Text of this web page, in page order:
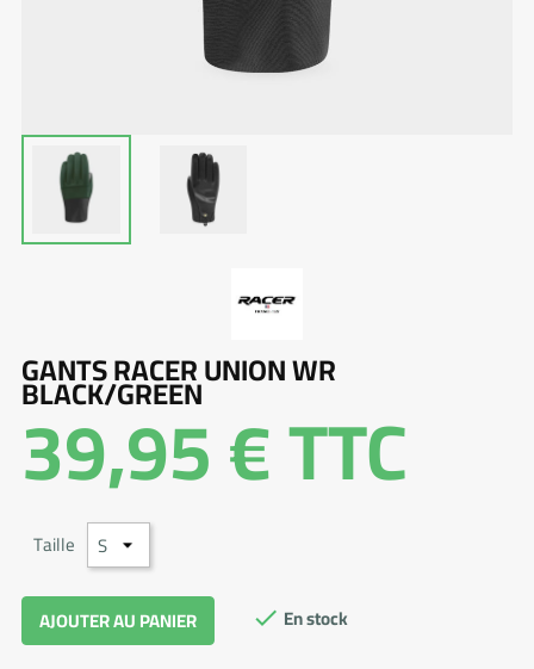
GANTS RACER UNION WR
BLACK/GREEN
39,95 €TTC
Taille
AJOUTER AU PANIER  En stock